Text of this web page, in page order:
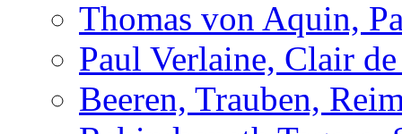
Thomas von Aquin,
Paul Verlaine, Clair
Beeren, Trauben,